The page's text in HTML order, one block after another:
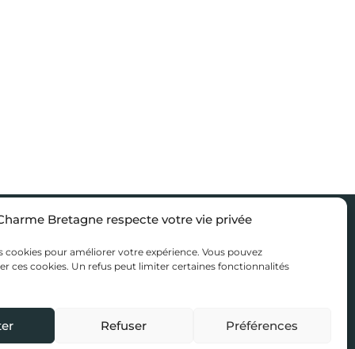
Bretagne respecte votre vie privée
cookies pour améliorer votre expérience. Vous pouvez
ces cookies. Un refus peut limiter certaines fonctionnalités
Refuser Préférences
de séjour
Nous rejoindre
Accès propriétaire